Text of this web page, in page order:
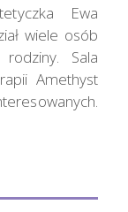
Ewa
wiele osób
Sala
Amethyst